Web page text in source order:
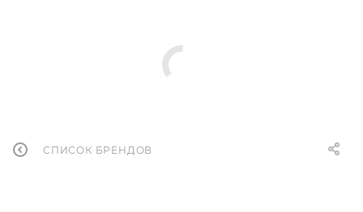
СПИСОК БРЕНДОВ